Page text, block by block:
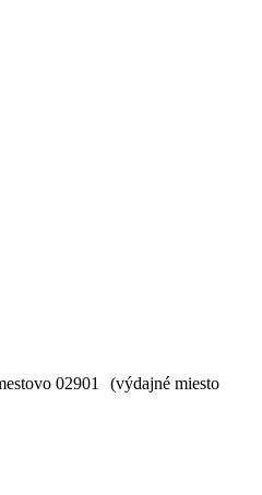
02901 (výdajné miesto